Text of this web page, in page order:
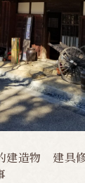
造物 建具修